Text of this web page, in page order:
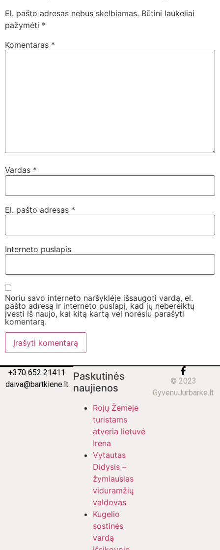
El. pašto adresas nebus skelbiamas. Būtini laukeliai
pažymėti *
Komentaras *
Vardas *
El. pašto adresas *
Interneto puslapis
Noriu savo interneto naršyklėje išsaugoti vardą, el.
pašto adresą ir interneto puslapį, kad jų nebereiktų
įvesti iš naujo, kai kitą kartą vėl norėsiu parašyti
komentarą.
+370 652 21411
daiva@bartkiene.lt
Paskutinės
naujienos
Rojų Žemėje
turistams
atveria lietuvė
Irena
Vytautas
Didysis –
žymiausias
viduramžių
valdovas
Kugelio
sostinės
vardą
© 2023
GyvenuJurbarke.lt